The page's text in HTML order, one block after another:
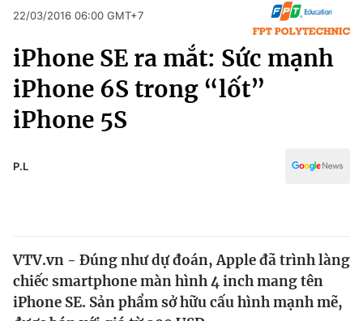
Chính trị
Xã hội
Pháp luật
Thế giới
Tin tức
Kinh tế
Pháp luật
Thể thao
Truyền hình
Văn hóa - Giải trí
Y tế
22/03/2016 06:00 GMT+7
iPhone SE ra mắt: Sức mạnh
iPhone 6S trong “lốt”
iPhone 5S
P.L
VTV.vn - Đúng như dự đoán, Apple đã trình làng
chiếc smartphone màn hình 4 inch mang tên
iPhone SE. Sản phẩm sở hữu cấu hình mạnh mẽ,